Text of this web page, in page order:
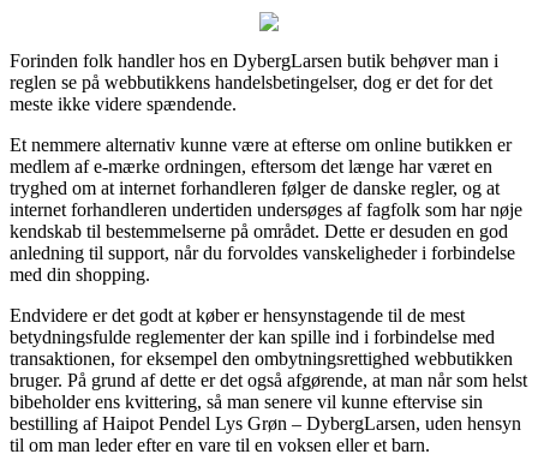
Forinden folk handler hos en DybergLarsen butik behøver man i
reglen se på webbutikkens handelsbetingelser, dog er det for det
meste ikke videre spændende.
Et nemmere alternativ kunne være at efterse om online butikken er
medlem af e-mærke ordningen, eftersom det længe har været en
tryghed om at internet forhandleren følger de danske regler, og at
internet forhandleren undertiden undersøges af fagfolk som har nøje
kendskab til bestemmelserne på området. Dette er desuden en god
anledning til support, når du forvoldes vanskeligheder i forbindelse
med din shopping.
Endvidere er det godt at køber er hensynstagende til de mest
betydningsfulde reglementer der kan spille ind i forbindelse med
transaktionen, for eksempel den ombytningsrettighed webbutikken
bruger. På grund af dette er det også afgørende, at man når som helst
bibeholder ens kvittering, så man senere vil kunne eftervise sin
bestilling af Haipot Pendel Lys Grøn – DybergLarsen, uden hensyn
til om man leder efter en vare til en voksen eller et barn.